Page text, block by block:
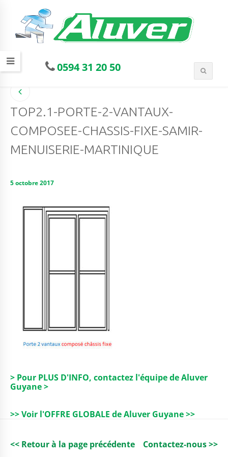
0594 31 20 50
TOP2.1-PORTE-2-VANTAUX-
COMPOSEE-CHASSIS-FIXE-SAMIR-
MENUISERIE-MARTINIQUE
5 octobre 2017
> Pour PLUS D'INFO, contactez l'équipe de Aluver
Guyane >
>> Voir l'OFFRE GLOBALE de Aluver Guyane >>
<< Retour à la page précédente Contactez-nous >>